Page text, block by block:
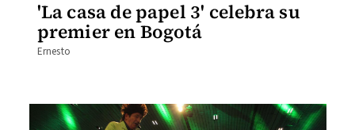
'La casa de papel 3' celebra su
premier en Bogotá
Ernesto